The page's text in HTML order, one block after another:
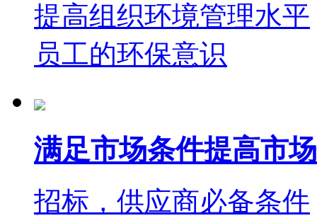
提高组织环境管理水平
员工的环保意识
满足市场条件提高市
招标，供应商必备条件